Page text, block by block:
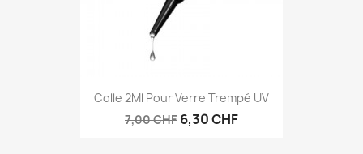
Colle 2Ml Pour Verre Trempé UV
7,00 CHF 6,30 CHF